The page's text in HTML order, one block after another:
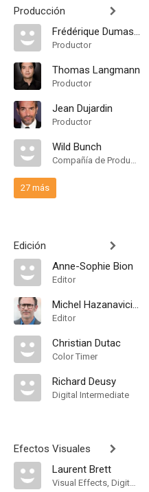
Producción
Frédérique Dumas-Zajdela
Productor
Thomas Langmann
Productor
Jean Dujardin
Productor
Wild Bunch
Compañía de Produccion
27 más
Edición
Anne-Sophie Bion
Editor
Michel Hazanavicius
Editor
Christian Dutac
Color Timer
Richard Deusy
Digital Intermediate
Efectos Visuales
Laurent Brett
Visual Effects, Digital Compositors